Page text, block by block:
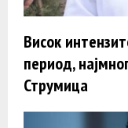
Висок
период,
Струмица